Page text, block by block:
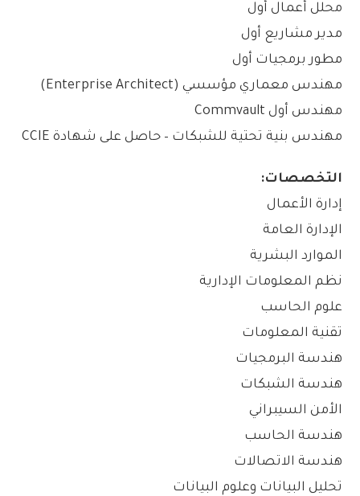
محلل أعمال أول
مدير مشاريع أول
مطور برمجيات أول
مهندس معماري مؤسسي (Enterprise Architect)
مهندس أول Commvault
مهندس بنية تحتية للشبكات – حاصل على شهادة CCIE
التخصصات:
إدارة الأعمال
الإدارة العامة
الموارد البشرية
نظم المعلومات الإدارية
علوم الحاسب
تقنية المعلومات
هندسة البرمجيات
هندسة الشبكات
الأمن السيبراني
هندسة الحاسب
هندسة الاتصالات
تحليل البيانات وعلوم البيانات